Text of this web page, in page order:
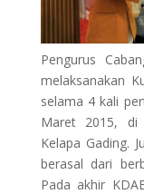
Pengurus
melaksanakan
selama 4 kali
Maret 2015, di
Kelapa Gading.
berasal dari
Pada akhir